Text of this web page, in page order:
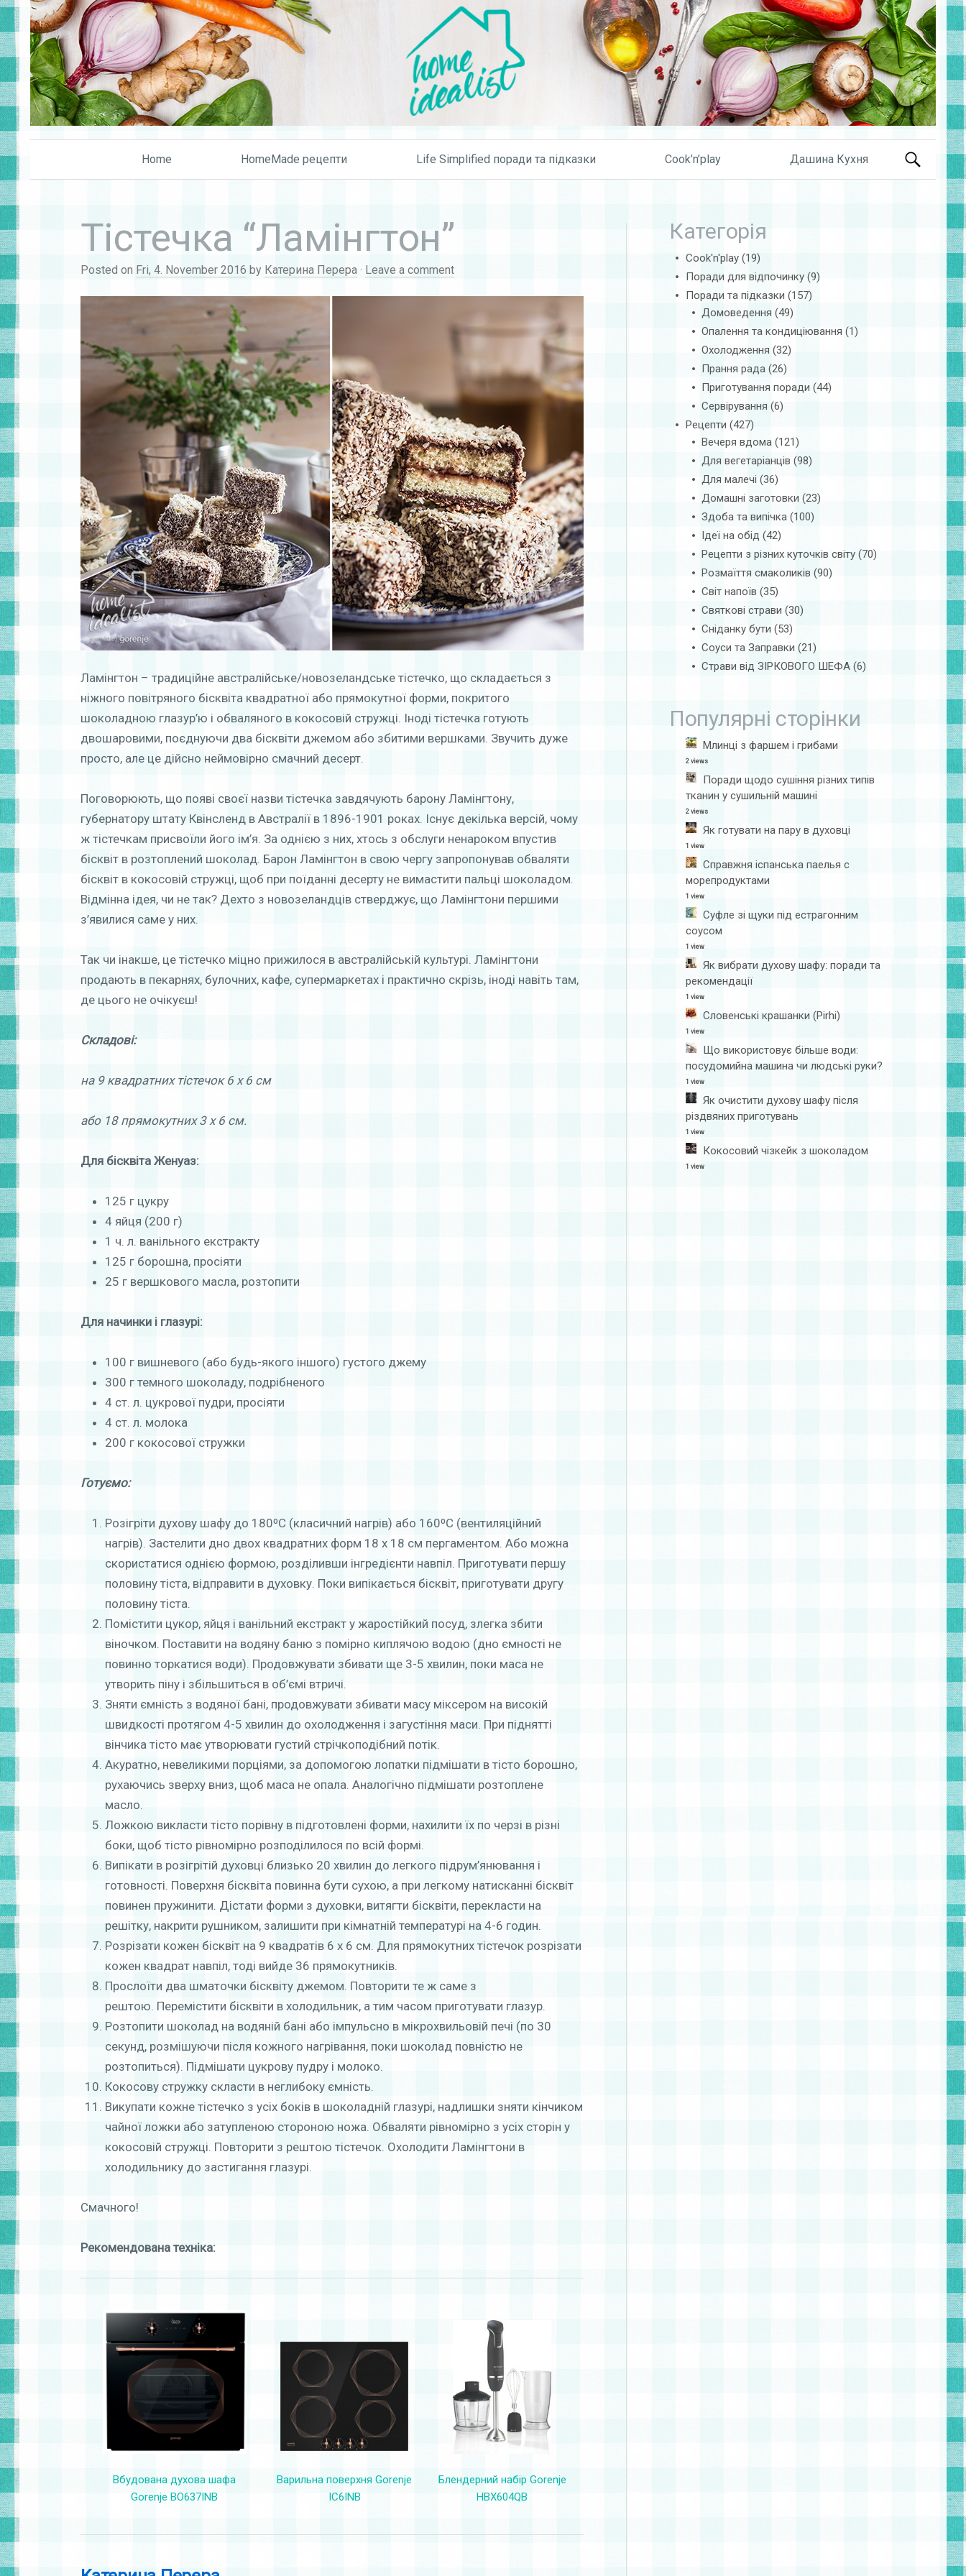
Skip to content
Home HomeMade рецепти Life Simplified поради та підказки Cook’n’play Дашина Кухня Search
Тістечка “Ламінгтон”
Posted on Fri, 4. November 2016 by Катерина Перера · Leave a comment
Ламінгтон – традиційне австралійське/новозеландське тістечко, що складається з
ніжного повітряного бісквіта квадратної або прямокутної форми, покритого
шоколадною глазур’ю і обваляного в кокосовій стружці. Іноді тістечка готують
двошаровими, поєднуючи два бісквіти джемом або збитими вершками. Звучить дуже
просто, але це дійсно неймовірно смачний десерт.
Поговорюють, що появі своєї назви тістечка завдячують барону Ламінгтону,
губернатору штату Квінсленд в Австралії в 1896-1901 роках. Існує декілька версій, чому
ж тістечкам присвоїли його ім’я. За однією з них, хтось з обслуги ненароком впустив
бісквіт в розтоплений шоколад. Барон Ламінгтон в свою чергу запропонував обваляти
бісквіт в кокосовій стружці, щоб при поїданні десерту не вимастити пальці шоколадом.
Відмінна ідея, чи не так? Дехто з новозеландців стверджує, що Ламінгтони першими
з’явилися саме у них.
Так чи інакше, це тістечко міцно прижилося в австралійській культурі. Ламінгтони
продають в пекарнях, булочних, кафе, супермаркетах і практично скрізь, іноді навіть там,
де цього не очікуєш!
Складові:
на 9 квадратних тістечок 6 х 6 см
або 18 прямокутних 3 х 6 см.
Для бісквіта Женуаз:
125 г цукру
4 яйця (200 г)
1 ч. л. ванільного екстракту
125 г борошна, просіяти
25 г вершкового масла, розтопити
Для начинки і глазурі:
100 г вишневого (або будь-якого іншого) густого джему
300 г темного шоколаду, подрібненого
4 ст. л. цукрової пудри, просіяти
4 ст. л. молока
200 г кокосової стружки
Готуємо:
Розігріти духову шафу до 180⁰С (класичний нагрів) або 160⁰С (вентиляційний
нагрів). Застелити дно двох квадратних форм 18 х 18 см пергаментом. Або можна
скористатися однією формою, розділивши інгредієнти навпіл. Приготувати першу
половину тіста, відправити в духовку. Поки випікається бісквіт, приготувати другу
половину тіста.
Помістити цукор, яйця і ванільний екстракт у жаростійкий посуд, злегка збити
віночком. Поставити на водяну баню з помірно киплячою водою (дно ємності не
повинно торкатися води). Продовжувати збивати ще 3-5 хвилин, поки маса не
утворить піну і збільшиться в об’ємі втричі.
Зняти ємність з водяної бані, продовжувати збивати масу міксером на високій
швидкості протягом 4-5 хвилин до охолодження і загустіння маси. При піднятті
вінчика тісто має утворювати густий стрічкоподібний потік.
Акуратно, невеликими порціями, за допомогою лопатки підмішати в тісто борошно,
рухаючись зверху вниз, щоб маса не опала. Аналогічно підмішати розтоплене
масло.
Ложкою викласти тісто порівну в підготовлені форми, нахилити їх по черзі в різні
боки, щоб тісто рівномірно розподілилося по всій формі.
Випікати в розігрітій духовці близько 20 хвилин до легкого підрум’янювання і
готовності. Поверхня бісквіта повинна бути сухою, а при легкому натисканні бісквіт
повинен пружинити. Дістати форми з духовки, витягти бісквіти, перекласти на
решітку, накрити рушником, залишити при кімнатній температурі на 4-6 годин.
Розрізати кожен бісквіт на 9 квадратів 6 х 6 см. Для прямокутних тістечок розрізати
кожен квадрат навпіл, тоді вийде 36 прямокутників.
Прослоїти два шматочки бісквіту джемом. Повторити те ж саме з
рештою. Перемістити бісквіти в холодильник, а тим часом приготувати глазур.
Розтопити шоколад на водяній бані або імпульсно в мікрохвильовій печі (по 30
секунд, розмішуючи після кожного нагрівання, поки шоколад повністю не
розтопиться). Підмішати цукрову пудру і молоко.
Кокосову стружку скласти в неглибоку ємність.
Викупати кожне тістечко з усіх боків в шоколадній глазурі, надлишки зняти кінчиком
чайної ложки або затупленою стороною ножа. Обваляти рівномірно з усіх сторін у
кокосовій стружці. Повторити з рештою тістечок. Охолодити Ламінгтони в
холодильнику до застигання глазурі.
Смачного!
Рекомендована техніка:
Вбудована духова шафа
Gorenje BO637INB
Варильна поверхня Gorenje
IC6INB
Блендерний набір Gorenje
HBX604QB
Категорія
Cook'n'play(19)
Поради для відпочинку(9)
Поради та підказки (157)
Домоведення (49)
Опалення та кондиціювання (1)
Охолодження (32)
Прання рада (26)
Приготування поради (44)
Сервірування (6)
Рецепти (427)
Вечеря вдома (121)
Для вегетаріанців (98)
Для малечі (36)
Домашні заготовки (23)
Здоба та випічка (100)
Ідеї на обід (42)
Рецепти з різних куточків світу (70)
Розмаїття смаколиків (90)
Світ напоїв (35)
Святкові страви (30)
Сніданку бути (53)
Соуси та Заправки (21)
Страви від ЗІРКОВОГО ШЕФА (6)
Популярні сторінки
Млинці з фаршем і грибами
2 views
Поради щодо сушіння різних типів
тканин у сушильній машині
2 views
Як готувати на пару в духовці
1 view
Справжня іспанська паелья с
морепродуктами
1 view
Суфле зі щуки під естрагонним
соусом
1 view
Як вибрати духову шафу: поради та
рекомендації
1 view
Словенські крашанки (Pirhi)
1 view
Що використовує більше води:
посудомийна машина чи людські руки?
1 view
Як очистити духову шафу після
різдвяних приготувань
1 view
Кокосовий чізкейк з шоколадом
1 view